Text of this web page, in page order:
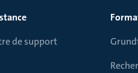
de support